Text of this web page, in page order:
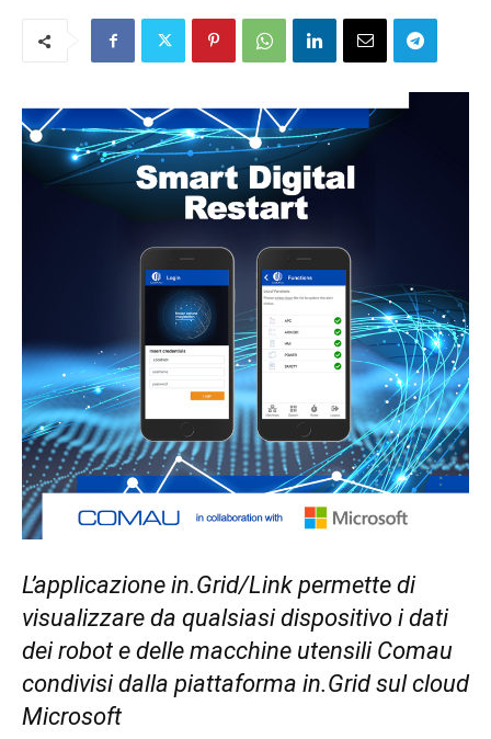
L’applicazione in.Grid/Link permette di
visualizzare da qualsiasi dispositivo i dati
dei robot e delle macchine utensili Comau
condivisi dalla piattaforma in.Grid sul cloud
Microsoft